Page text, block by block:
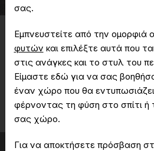
Δεν έχετε πρόσβαση στη
σας.
Εμπνευστείτε από την
φυτών και επιλέξτε αυτά που
στις ανάγκες και το στυλ του
Είμαστε εδώ για να σας
έναν χώρο που θα εντυπωσιάζει
φέρνοντας τη φύση στο σπίτι ή
σας χώρο.
Για να αποκτήσετε πρόσβαση